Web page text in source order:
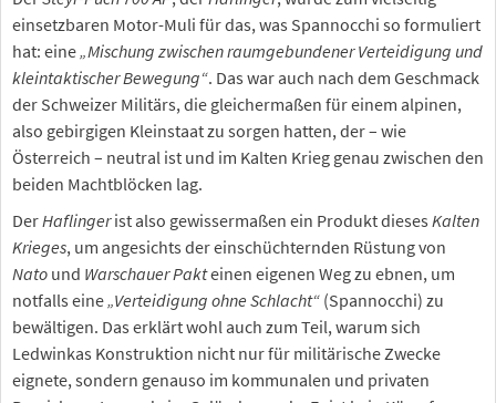
einsetzbaren Motor-Muli für das, was Spannocchi so formuliert
hat: eine„Mischung zwischen raumgebundener Verteidigung und
kleintaktischer Bewegung“. Das war auch nach dem Geschmack
der Schweizer Militärs, die gleichermaßen für einem alpinen,
also gebirgigen Kleinstaat zu sorgen hatten, der – wie
Österreich – neutral ist und im Kalten Krieg genau zwischen den
beiden Machtblöcken lag.
DerHaflingerist also gewissermaßen ein Produkt dieses Kalten
Krieges, um angesichts der einschüchternden Rüstung von
Nato und Warschauer Pakteinen eigenen Weg zu ebnen, um
notfalls eine„Verteidigung ohne Schlacht“ (Spannocchi) zu
bewältigen. Das erklärt wohl auch zum Teil, warum sich
Ledwinkas Konstruktion nicht nur für militärische Zwecke
eignete, sondern genauso im kommunalen und privaten